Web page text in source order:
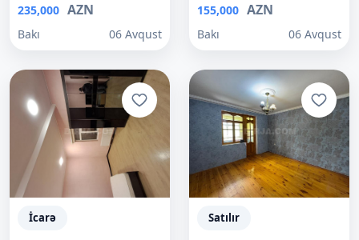
235,000 AZN
Bakı 06 Avqust
155,000 AZN
Bakı 06 Avqust
İcarə Satılır